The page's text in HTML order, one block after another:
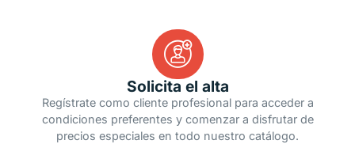
Solicita el alta
Regístrate como cliente profesional para acceder a
condiciones preferentes y comenzar a disfrutar de
precios especiales en todo nuestro catálogo.